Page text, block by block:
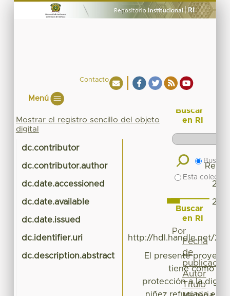
Contacto
Menú
Mostrar el registro sencillo del objeto
digital
dc.contributor
dc.contributor.author
dc.date.accessioned
dc.date.available
dc.date.issued
dc.identifier.uri http://hdl.handle.net/
dc.description.abstract
El presente
tiene como
protección a la
Buscar
en RI
Buscar
Esta
Buscar
en RI
Por
Fecha
de
publicación
Autor
Título